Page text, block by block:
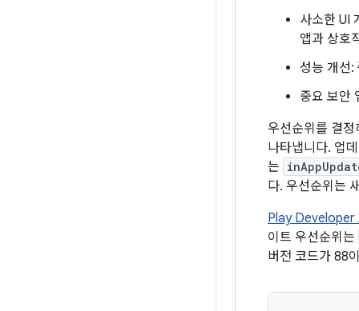
사소한 UI
앱과 상호
성능 개선:
중요 보안
우선순위를 결
나타냅니다. 업
는
다. 우선순위는
Play Developer
이트 우선순위는
버전 코드가 88